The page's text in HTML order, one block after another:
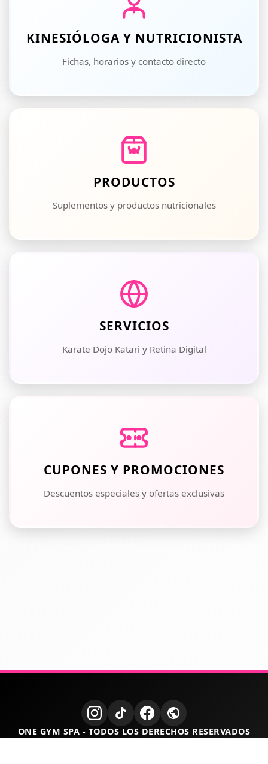
KINESIÓLOGA Y NUTRICIONISTA
Fichas, horarios y contacto directo
PRODUCTOS
Suplementos y productos nutricionales
SERVICIOS
Karate Dojo Katari y Retina Digital
CUPONES Y PROMOCIONES
Descuentos especiales y ofertas exclusivas
ONE GYM SPA - TODOS LOS DERECHOS RESERVADOS